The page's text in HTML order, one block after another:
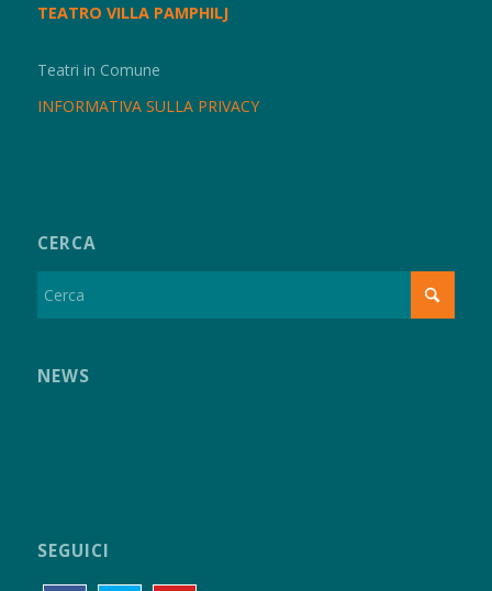
TEATRO VILLA PAMPHILJ
Teatri in Comune
INFORMATIVA SULLA PRIVACY
CERCA
NEWS
SEGUICI